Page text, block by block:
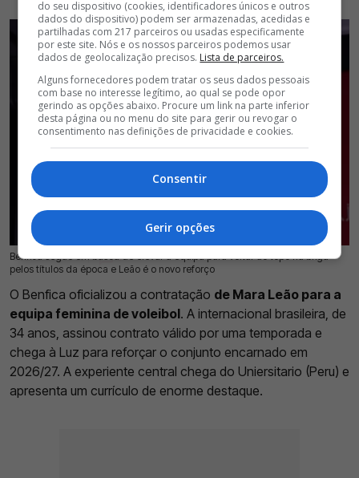
Benfica segue em busca de elevar a equipa para voltar ao topo na briga
pelos títulos da época e Leão é o novo reforço
18 Jul 2026 | 15:50 | 0
O Benfica oficializou a contratação de Mara Leão para a
equipa feminina de voleibol. A internacional brasileira, de
34 anos, assinou contrato válido por uma temporada e
chega à Luz para reforçar o conjunto encarnado em
2026/27. A experiente central chega do Uniersitario (Peru) e
apresenta um currículo de enorme destaque.
do seu dispositivo (cookies, identificadores únicos e outros
dados do dispositivo) podem ser armazenadas, acedidas e
partilhadas com 217 parceiros ou usadas especificamente
por este site. Nós e os nossos parceiros podemos usar
dados de geolocalização precisos. Lista de parceiros.
Alguns fornecedores podem tratar os seus dados pessoais
com base no interesse legítimo, ao qual se pode opor
gerindo as opções abaixo. Procure um link na parte inferior
desta página ou no menu do site para gerir ou revogar o
consentimento nas definições de privacidade e cookies.
Consentir
Gerir opções